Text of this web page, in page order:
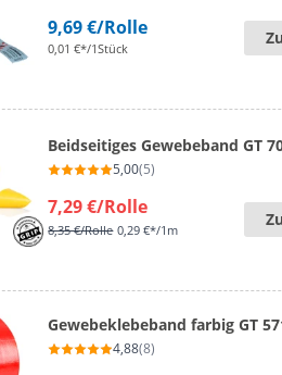
9,69 €/Rolle
0,01 €*/1Stück
Beidseitiges Gewebeband GT
5,00(5)
7,29 €/Rolle
8,35 €/Rolle 0,29 €*/1m
Gewebeklebeband farbig GT
4,88(8)